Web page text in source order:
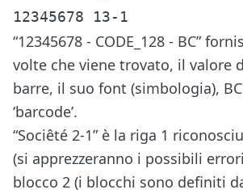
“12345678 - CODE_128 - BC”
volte che viene trovato, il valore
barre, il suo font (simbologia),
‘barcode’.
“Sociêté 2-1” è la riga 1
(si apprezzeranno i possibili
blocco 2 (i blocchi sono definiti